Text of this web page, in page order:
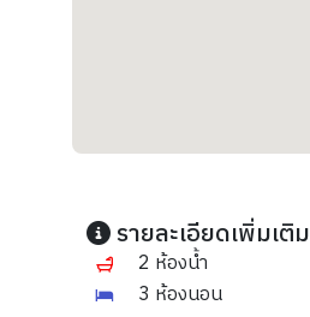
รายละเอียดเพิ่มเติม
2 ห้องน้ำ
3 ห้องนอน